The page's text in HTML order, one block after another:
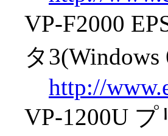
VP-F2000
タ
http://
VP-1200U